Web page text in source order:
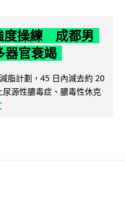
度操練 成都男
器官衰竭
脂計劃，45 日內減去約 20
源性膿毒症、膿毒性休克